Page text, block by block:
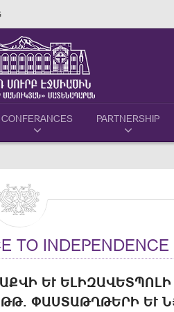
CONFERANCES PARTNERSHIP
TO INDEPENDENCE
ԵՒ ԵԼԻԶԱՎԵՏՊՈԼԻ Ն
ՓԱՍՏԱԹՂԹԵՐԻ ԵՒ